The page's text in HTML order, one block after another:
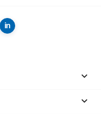

keyboard_arrow_down